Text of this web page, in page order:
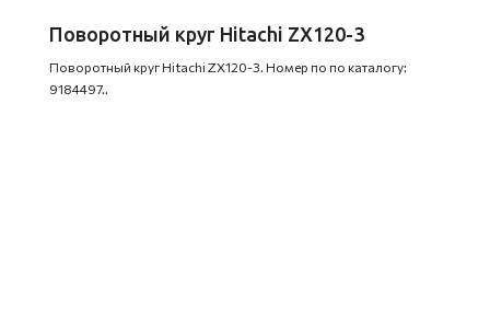
Поворотный круг Hitachi ZX120-3
Поворотный круг Hitachi ZX120-3. Номер по по каталогу:
9184497..